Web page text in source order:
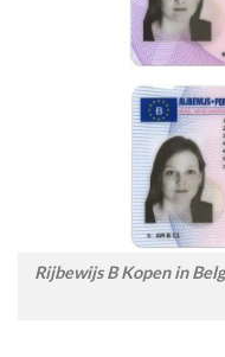
Rijbewijs B Kopen in